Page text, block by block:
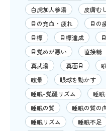
白虎加人参湯
皮膚む
目の充血・疲れ
目の
目標
目標達成
目覚めが悪い
直接糖
真武湯
真面目
眩暈
眼球を動かす
睡眠-覚醒リズム
睡
睡眠の質
睡眠の質の
睡眠リズム
睡眠不足